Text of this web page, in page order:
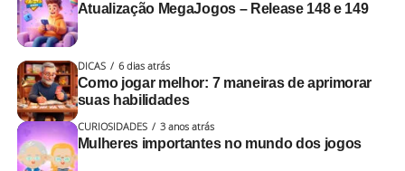
Atualização MegaJogos – Release 148 e 149
DICAS 6 dias atrás
Como jogar melhor: 7 maneiras de aprimorar
suas habilidades
CURIOSIDADES 3 anos atrás
Mulheres importantes no mundo dos jogos